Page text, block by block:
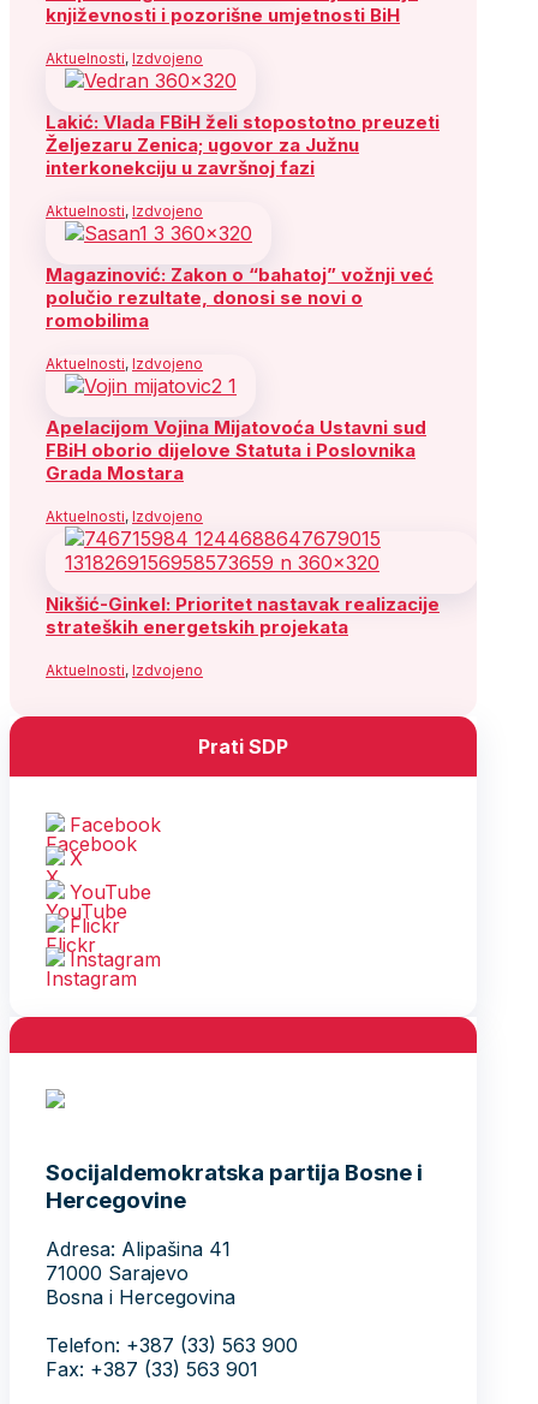
književnosti i pozorišne umjetnosti BiH
Aktuelnosti, Izdvojeno
Lakić: Vlada FBiH želi stopostotno preuzeti
Željezaru Zenica; ugovor za Južnu
interkonekciju u završnoj fazi
Aktuelnosti, Izdvojeno
Magazinović: Zakon o “bahatoj” vožnji već
polučio rezultate, donosi se novi o
romobilima
Aktuelnosti, Izdvojeno
Apelacijom Vojina Mijatovoća Ustavni sud
FBiH oborio dijelove Statuta i Poslovnika
Grada Mostara
Aktuelnosti, Izdvojeno
Nikšić-Ginkel: Prioritet nastavak realizacije
strateških energetskih projekata
Aktuelnosti, Izdvojeno
Prati SDP
Facebook
X
YouTube
Flickr
Instagram
Socijaldemokratska partija Bosne i
Hercegovine
Adresa: Alipašina 41
71000 Sarajevo
Bosna i Hercegovina
Telefon: +387 (33) 563 900
Fax: +387 (33) 563 901